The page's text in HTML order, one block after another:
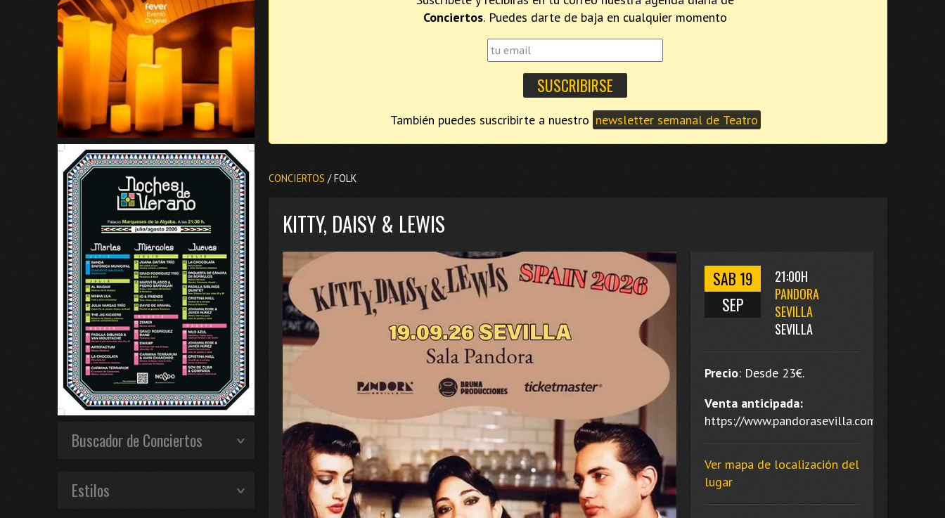
Conciertos. Puedes darte de baja en cualquier momento
También puedes suscribirte a nuestro newsletter semanal de Teatro
CONCIERTOS / FOLK
KITTY, DAISY & LEWIS
SAB 19
SEP
21:00H
PANDORA
SEVILLA
SEVILLA
Precio: Desde 23€.
Venta anticipada:
https://www.pandorasevilla.com.
Ver mapa de localización del
lugar
Buscador de Conciertos
Estilos